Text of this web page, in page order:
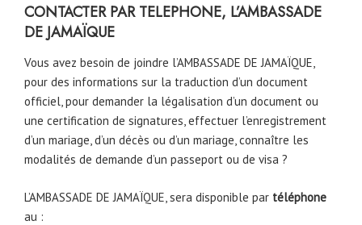
CONTACTER PAR TELEPHONE, L’AMBASSADE
DE JAMAÏQUE
Vous avez besoin de joindre l’AMBASSADE DE JAMAÏQUE,
pour des informations sur la traduction d’un document
officiel, pour demander la légalisation d’un document ou
une certification de signatures, effectuer l’enregistrement
d’un mariage, d’un décès ou d’un mariage, connaître les
modalités de demande d’un passeport ou de visa ?
L’AMBASSADE DE JAMAÏQUE, sera disponible par téléphone
au :